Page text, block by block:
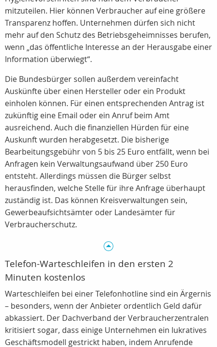
mitzuteilen. Hier können Verbraucher auf eine größere
Transparenz hoffen. Unternehmen dürfen sich nicht
mehr auf den Schutz des Betriebsgeheimnisses berufen,
wenn „das öffentliche Interesse an der Herausgabe einer
Information überwiegt“.
Die Bundesbürger sollen außerdem vereinfacht
Auskünfte über einen Hersteller oder ein Produkt
einholen können. Für einen entsprechenden Antrag ist
zukünftig eine Email oder ein Anruf beim Amt
ausreichend. Auch die finanziellen Hürden für eine
Auskunft wurden herabgesetzt. Die bisherige
Bearbeitungsgebühr von 5 bis 25 Euro entfällt, wenn bei
Anfragen kein Verwaltungsaufwand über 250 Euro
entsteht. Allerdings müssen die Bürger selbst
herausfinden, welche Stelle für ihre Anfrage überhaupt
zuständig ist. Das können Kreisverwaltungen sein,
Gewerbeaufsichtsämter oder Landesämter für
Verbraucherschutz.
Telefon-Warteschleifen in den ersten 2
Minuten kostenlos
Warteschleifen bei einer Telefonhotline sind ein Ärgernis
– besonders, wenn der Anbieter ordentlich Geld dafür
abkassiert. Der Dachverband der Verbraucherzentralen
kritisiert sogar, dass einige Unternehmen ein lukratives
Geschäftsmodell gestrickt haben, indem Anrufende